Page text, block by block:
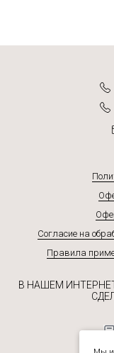
Согласие на
Правила
В НАШЕМ